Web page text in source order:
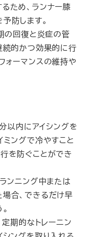
ため、ランナー膝
防します。
の回復と炎症の管
続的かつ効果的に行
ォーマンスの維持や
以内にアイシングを
ミングで冷やすこと
を防ぐことができ
ンニング中または
合、できるだけ早
定期的なトレーニン